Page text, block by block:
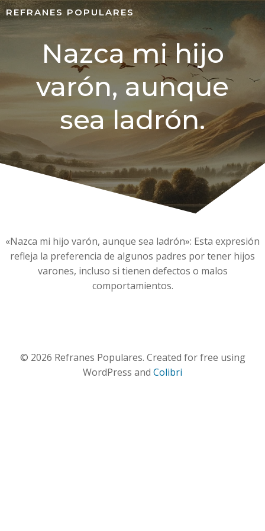
REFRANES POPULARES
Nazca mi hijo
varón, aunque
sea ladrón.
«Nazca mi hijo varón, aunque sea ladrón»: Esta expresión
refleja la preferencia de algunos padres por tener hijos
varones, incluso si tienen defectos o malos
comportamientos.
© 2026 Refranes Populares. Created for free using
WordPress and Colibri